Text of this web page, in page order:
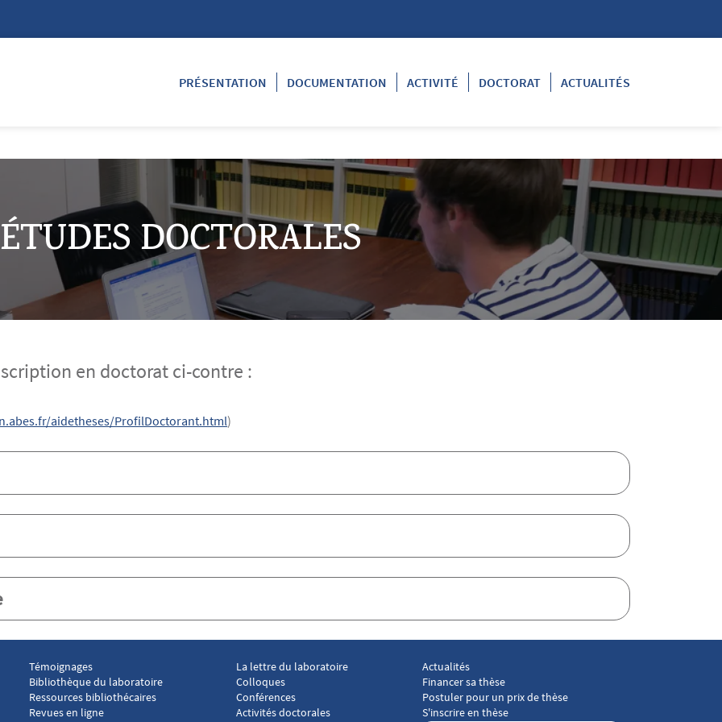
PRÉSENTATION
DOCUMENTATION ACTIVITÉ DOCTORAT ACTUALITÉS
ÉTUDES DOCTORALES
en doctorat ci-contre :
aidetheses/ProfilDoctorant.html)
Menu footer Laboratoire droit social 2
Témoignages
Bibliothèque du laboratoire
Ressources bibliothécaires
Revues en ligne
Menu footer Laboratoire droit social 3
La lettre du laboratoire
Colloques
Conférences
Activités doctorales
Menu footer Laboratoire droit social 4
Actualités
Financer sa thèse
Postuler pour un prix de thèse
S'inscrire en thèse